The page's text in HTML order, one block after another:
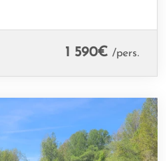
1 590€ /pers.